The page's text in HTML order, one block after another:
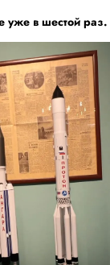
уже в шестой раз.